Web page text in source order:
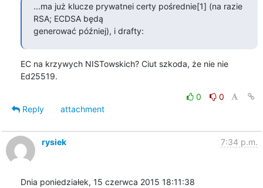
...ma już klucze prywatnei certy pośrednie[1] (na razie
RSA; ECDSA będą
generować później), i drafty:
EC na krzywych NISTowskich? Ciut szkoda, że nie nie
Ed25519.
0
0
Reply
attachment
rysiek 7:34 p.m.
Dnia poniedziałek, 15 czerwca 2015 18:11:38